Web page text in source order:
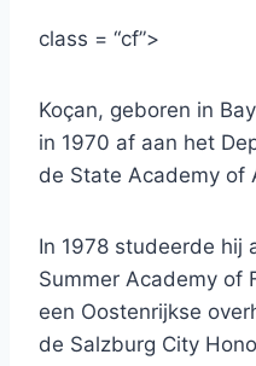
class = “cf”>
Koçan, geboren in
in 1970 af aan het
de State Academy of
In 1978 studeerde hij
Summer Academy of
een Oostenrijkse
de Salzburg City